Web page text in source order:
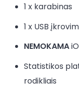
1 x karabinas
1 x USB
NEMOKAMA
Statistikos
rodikliais